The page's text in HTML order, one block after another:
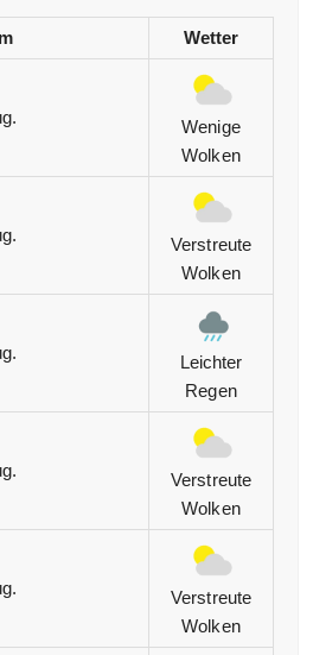
Wetter
Wenige
Wolken
Verstreute
Wolken
Leichter
Regen
Verstreute
Wolken
Verstreute
Wolken